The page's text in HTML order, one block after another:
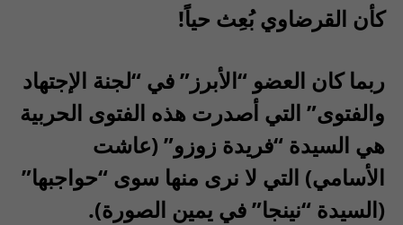
كأن القرضاوي بُعِث حياً!
ربما كان العضو “الأبرز” في “لجنة الإجتهاد
والفتوى” التي أصدرت هذه الفتوى الحربية
هي السيدة “فريدة زوزو” (عاشت
الأسامي) التي لا نرى منها سوى “حواجبها”
(السيدة “نينجا” في يمين الصورة).